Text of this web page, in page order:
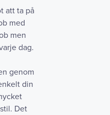
att ta på
med
men
dag.
genom
din
Det